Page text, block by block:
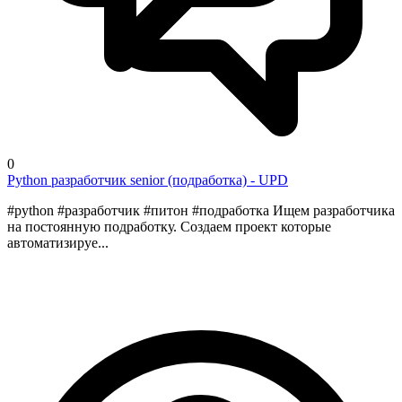
0
Python разработчик senior (подработка) - UPD
#python #разработчик #питон #подработка Ищем разработчика
на постоянную подработку. Создаем проект которые
автоматизируе...